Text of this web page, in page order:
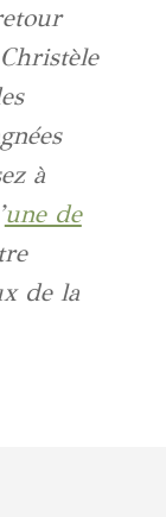
à
une de
de la